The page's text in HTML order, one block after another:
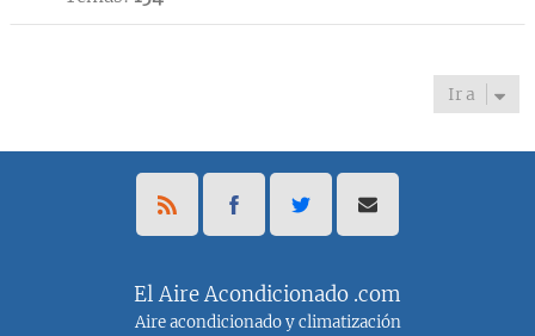
Ir a
El Aire Acondicionado .com
Aire acondicionado y climatización